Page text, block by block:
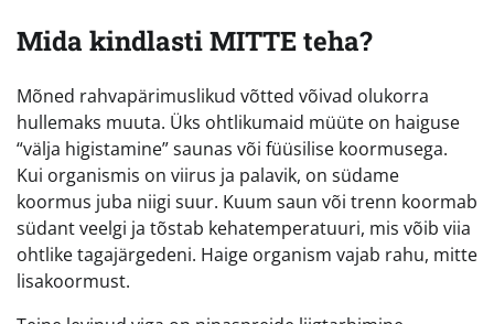
Mida kindlasti MITTE teha?
Mõned rahvapärimuslikud võtted võivad olukorra
hullemaks muuta. Üks ohtlikumaid müüte on haiguse
“välja higistamine” saunas või füüsilise koormusega.
Kui organismis on viirus ja palavik, on südame
koormus juba niigi suur. Kuum saun või trenn koormab
südant veelgi ja tõstab kehatemperatuuri, mis võib viia
ohtlike tagajärgedeni. Haige organism vajab rahu, mitte
lisakoormust.